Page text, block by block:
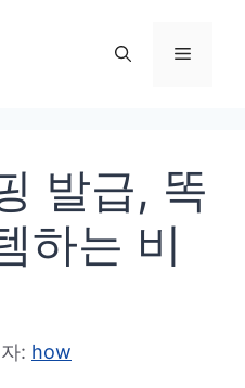
메
발급, 똑
하는 비
: how